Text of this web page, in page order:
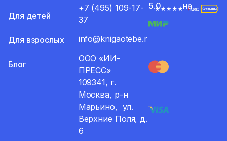
+7 (495) 109-17-
37
info@knigaotebe.ru
ООО «ИИ-
ПРЕСС»
109341, г.
Москва, р-н
Марьино, ул.
Верхние Поля, д.
6
Для детей
Для взрослых
Блог
5.0 на